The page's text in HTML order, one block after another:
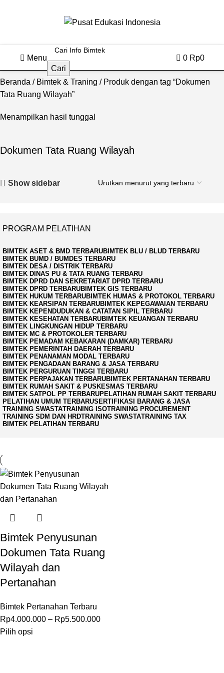
Menu
Cari
0 Rp0
Beranda Bimtek & Traning
Produk dengan tag “Dokumen
Tata Ruang Wilayah”
Menampilkan hasil tunggal
Dokumen Tata Ruang Wilayah
Show sidebar
PROGRAM PELATIHAN
BIMTEK ASET & BMD TERBARUBIMTEK BLU / BLUD TERBARU
BIMTEK BUMD / BUMDES TERBARU
BIMTEK DESA / DISTRIK TERBARU
BIMTEK DINAS PU & TATA RUANG TERBARU
BIMTEK DPRD DAN SEKRETARIAT DPRD TERBARU
BIMTEK DPRD TERBARUBIMTEK GIS TERBARU
BIMTEK HUKUM TERBARUBIMTEK HUMAS & PROTOKOL TERBARU
BIMTEK KEARSIPAN TERBARUBIMTEK KEPEGAWAIAN TERBARU
BIMTEK KEPENDUDUKAN & CATATAN SIPIL TERBARU
BIMTEK KESEHATAN TERBARUBIMTEK KEUANGAN TERBARU
BIMTEK LINGKUNGAN HIDUP TERBARU
BIMTEK MC & PROTOKOLER TERBARU
BIMTEK PEMADAM KEBAKARAN (DAMKAR) TERBARU
BIMTEK PEMERINTAH DAERAH TERBARU
BIMTEK PENANAMAN MODAL TERBARU
BIMTEK PENGADAAN BARANG & JASA TERBARU
BIMTEK PERGURUAN TINGGI TERBARU
BIMTEK PERPAJAKAN TERBARUBIMTEK PERTANAHAN TERBARU
BIMTEK RUMAH SAKIT & PUSKESMAS TERBARU
BIMTEK SATPOL PP TERBARUPELATIHAN RUMAH SAKIT TERBARU
PELATIHAN UMUM TERBARUSERTIFIKASI BARANG & JASA
TRAINING SWASTATRAINING ISOTRAINING PROCUREMENT
TRAINING SDM DAN HRDTRAINING SWASTATRAINING TAX
BIMTEK PELATIHAN TERBARU
Bimtek Penyusunan
Dokumen Tata Ruang
Wilayah dan
Pertanahan
Bimtek Pertanahan Terbaru
Rp4.000.000 – Rp5.500.000
Pilih opsi